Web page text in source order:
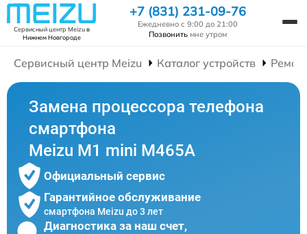
Сервисный центр Meizuв
Нижнем Новгороде
+7 (831) 231-09-76
Ежедневно с 9:00 до 21:00
Позвонить мне утром
Сервисный центр Meizu Каталог устройств
Замена процессора телефона
смартфона
Meizu M1 mini M465A
Официальный сервис
Гарантийное обслуживание
смартфона Meizu до 3 лет
Диагностика за наш счет,